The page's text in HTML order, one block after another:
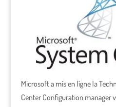
Microsoft a mis en ligne la
Center Configuration manager